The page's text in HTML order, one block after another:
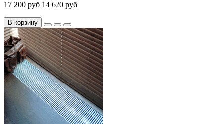
17 200 руб 14 620 руб
В корзину